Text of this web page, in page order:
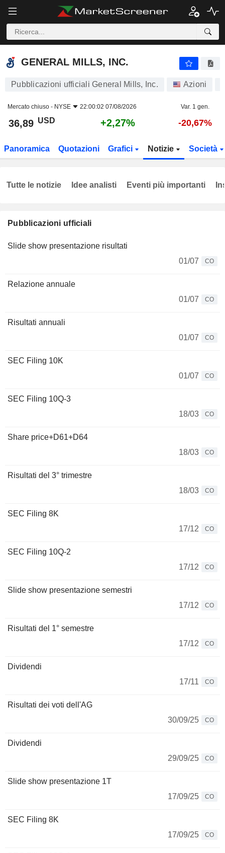
GENERAL MILLS, INC.
GENERAL MILLS, INC.
Pubblicazioni ufficiali General Mills, Inc. Azioni
Mercato chiuso - NYSE 22:00:02 07/08/2026 Var. 1 gen.
36,89 USD +2,27% -20,67%
Panoramica Quotazioni Grafici Notizie Società
Pubblicazioni ufficiali
Slide show presentazione risultati
01/07
CO
Relazione annuale
01/07
CO
Risultati annuali
01/07
CO
SEC Filing 10K
01/07
CO
SEC Filing 10Q-3
18/03
CO
Share price+D61+D64
18/03
CO
Risultati del 3° trimestre
18/03
CO
SEC Filing 8K
17/12
CO
SEC Filing 10Q-2
17/12
CO
Slide show presentazione semestri
17/12
CO
Risultati del 1° semestre
17/12
CO
Dividendi
17/11
CO
Risultati dei voti dell'AG
30/09/25
CO
Dividendi
29/09/25
CO
Slide show presentazione 1T
17/09/25
CO
SEC Filing 8K
17/09/25
CO
Tutte le notizie Idee analisti Eventi più importanti